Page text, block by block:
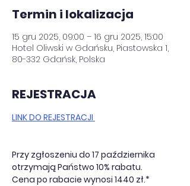
Termin i lokalizacja
15 gru 2025, 09:00 – 16 gru 2025, 15:00
Hotel Oliwski w Gdańsku, Piastowska 1,
80-332 Gdańsk, Polska
REJESTRACJA
LINK DO REJESTRACJI
Przy zgłoszeniu do 17 października
otrzymają Państwo 10% rabatu.
Cena po rabacie wynosi 1440 zł.*